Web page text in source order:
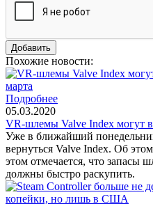
Похожие новости:
Подробнее
05.03.2020
VR-шлемы Valve Index могут
Уже в ближайший
вернуться Valve Index. Об
этом отмечается, что запасы
должны быстро раскупить.